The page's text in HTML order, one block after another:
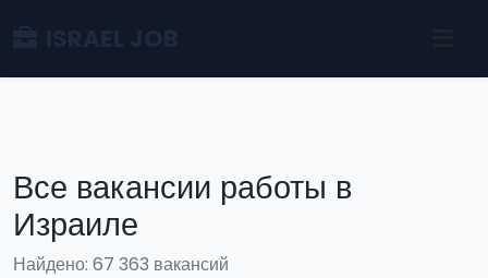
Все вакансии работы в
Израиле
Найдено: 67 363 вакансий